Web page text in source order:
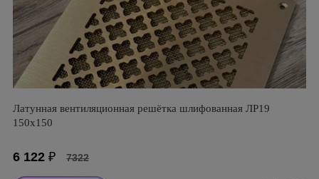
Латунная вентиляционная решётка шлифованная ЛР19
150х150
6 122 ₽ 7322